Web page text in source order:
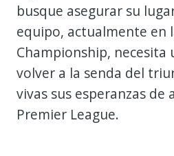
busque asegurar su
equipo, actualmente en
Championship,
volver a la senda del
vivas sus esperanzas de
Premier League.